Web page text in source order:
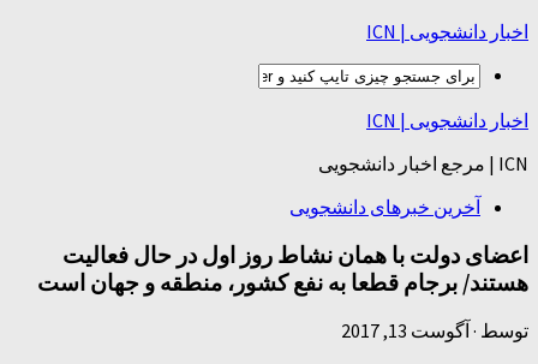
اخبار دانشجویی | ICN
اخبار دانشجویی | ICN
ICN | مرجع اخبار دانشجویی
آخرین خبرهای دانشجویی
اعضای دولت با همان نشاط روز اول در حال فعالیت
هستند/ برجام قطعا به نفع کشور، منطقه و جهان است
توسط · آگوست 13, 2017